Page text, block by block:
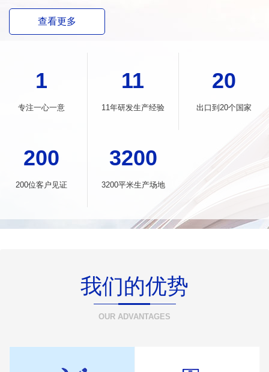
查看更多
1
专注一心一意
11
11年研发生产经验
20
出口到20个国家
200
200位客户见证
3200
3200平米生产场地
我们的优势
OUR ADVANTAGES